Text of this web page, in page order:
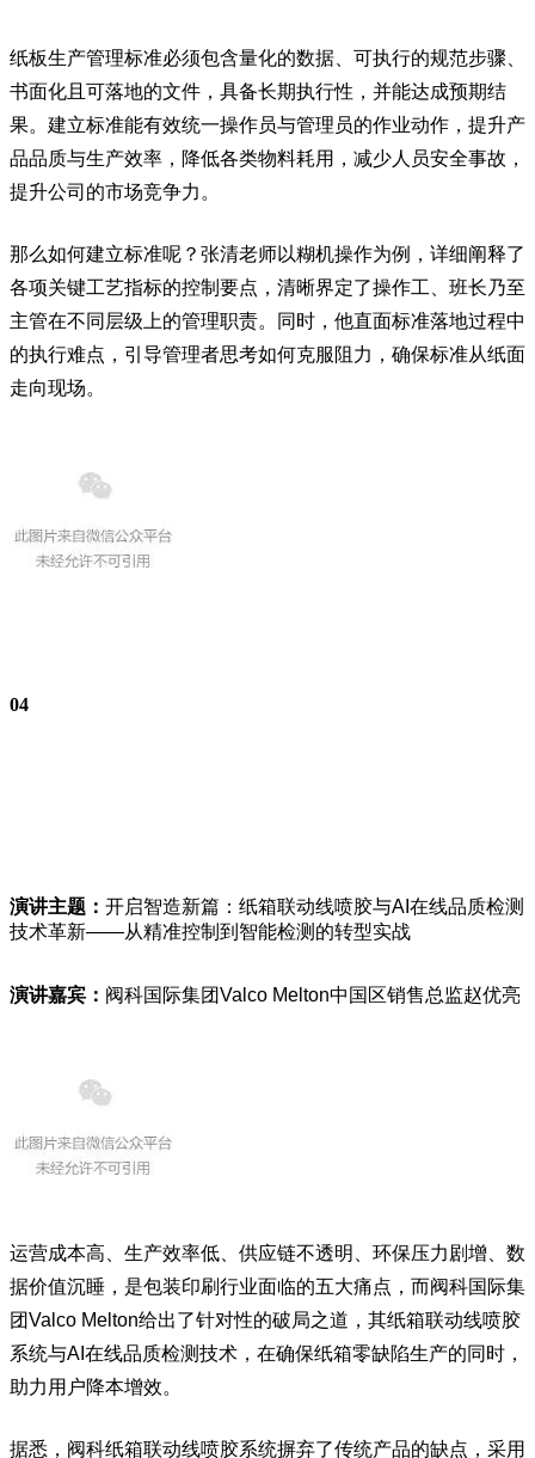
纸板生产管理标准必须包含量化的数据、可执行的规范步骤、
书面化且可落地的文件，具备长期执行性，并能达成预期结
果。建立标准能有效统一操作员与管理员的作业动作，提升产
品品质与生产效率，降低各类物料耗用，减少人员安全事故，
提升公司的市场竞争力。
那么如何建立标准呢？张清老师以糊机操作为例，详细阐释了
各项关键工艺指标的控制要点，清晰界定了操作工、班长乃至
主管在不同层级上的管理职责。同时，他直面标准落地过程中
的执行难点，引导管理者思考如何克服阻力，确保标准从纸面
走向现场。
04
演讲主题： 开启智造新篇：纸箱联动线喷胶与AI在线品质检测
技术革新——从精准控制到智能检测的转型实战
演讲嘉宾： 阀科国际集团Valco Melton中国区销售总监赵优亮
运营成本高、生产效率低、供应链不透明、环保压力剧增、数
据价值沉睡，是包装印刷行业面临的五大痛点，而阀科国际集
团Valco Melton给出了针对性的破局之道，其纸箱联动线喷胶
系统与AI在线品质检测技术，在确保纸箱零缺陷生产的同时，
助力用户降本增效。
据悉，阀科纸箱联动线喷胶系统摒弃了传统产品的缺点，采用